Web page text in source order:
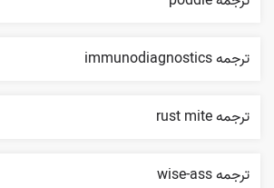
ترجمه immunodiagnostics
ترجمه rust mite
ترجمه wise-ass